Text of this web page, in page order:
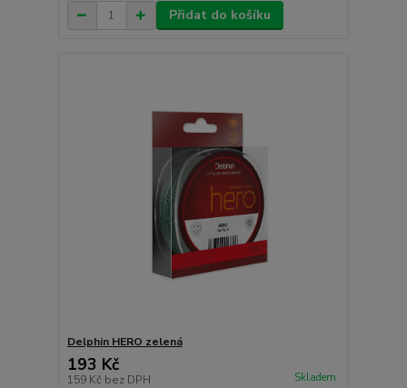
Přidat do košíku
Delphin HERO zelená
193 Kč
159 Kč bez DPH Skladem